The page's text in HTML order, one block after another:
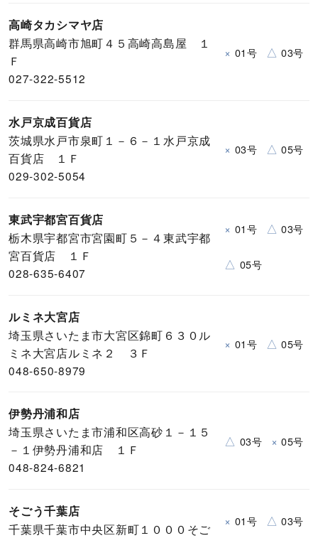
高崎タカシマヤ店
群馬県高崎市旭町４５高崎高島屋 １
Ｆ
027-322-5512
× 01号 △ 03号
水戸京成百貨店
茨城県水戸市泉町１－６－１水戸京成
百貨店 １Ｆ
029-302-5054
× 03号 △ 05号
東武宇都宮百貨店
栃木県宇都宮市宮園町５－４東武宇都
宮百貨店 １Ｆ
028-635-6407
× 01号 △ 03号
△ 05号
ルミネ大宮店
埼玉県さいたま市大宮区錦町６３０ル
ミネ大宮店ルミネ２ ３Ｆ
048-650-8979
× 01号 △ 05号
伊勢丹浦和店
埼玉県さいたま市浦和区高砂１－１５
－１伊勢丹浦和店 １Ｆ
048-824-6821
△ 03号 × 05号
そごう千葉店
千葉県千葉市中央区新町１０００そご
× 01号 △ 03号